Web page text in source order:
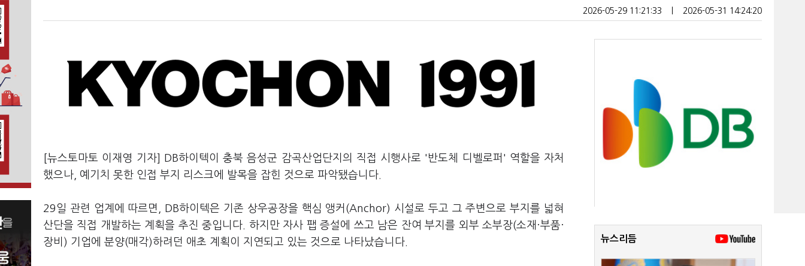
2026-05-29 11:21:33 2026-05-31 14:24:20
[뉴스토마토 이재영 기자] DB하이텍이 충북 음성군 감곡산업단지의 직접 시행사로 '반도체 디벨로퍼' 역할을 자처
했으나, 예기치 못한 인접 부지 리스크에 발목을 잡힌 것으로 파악됐습니다.
29일 관련 업계에 따르면, DB하이텍은 기존 상우공장을 핵심 앵커(Anchor) 시설로 두고 그 주변으로 부지를 넓혀
산단을 직접 개발하는 계획을 추진 중입니다. 하지만 자사 팹 증설에 쓰고 남은 잔여 부지를 외부 소부장(소재·부품·
장비) 기업에 분양(매각)하려던 애초 계획이 지연되고 있는 것으로 나타났습니다.
뉴스리듬